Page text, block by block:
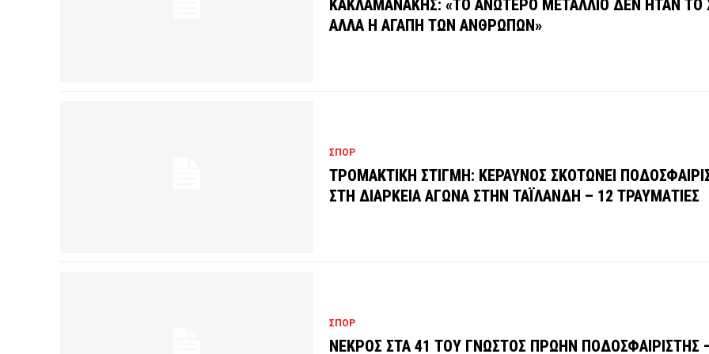
ΚΑΚΛΑΜΑΝΑΚΗΣ: «ΤΟ ΑΝΩΤΕΡΟ ΜΕΤΑΛΛΙΟ ΔΕΝ ΗΤΑΝ ΤΟ
ΑΛΛΑ Η ΑΓΑΠΗ ΤΩΝ ΑΝΘΡΩΠΩΝ»
ΣΠΟΡ
ΤΡΟΜΑΚΤΙΚΗ ΣΤΙΓΜΗ: ΚΕΡΑΥΝΟΣ ΣΚΟΤΩΝΕΙ
ΣΤΗ ΔΙΑΡΚΕΙΑ ΑΓΩΝΑ ΣΤΗΝ ΤΑΪΛΑΝΔΗ – 12 ΤΡΑΥΜΑΤΙΕΣ
ΣΠΟΡ
ΝΕΚΡΟΣ ΣΤΑ 41 ΤΟΥ ΓΝΩΣΤΟΣ ΠΡΩΗΝ ΠΟΔΟΣΦΑΙΡΙΣΤΗΣ